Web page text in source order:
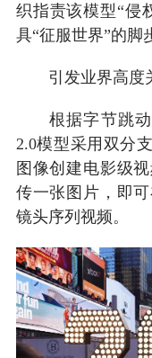
织指责该模型“侵
具“征服世界”的脚
引发业界高度
根据字节跳动
2.0模型采用双分
图像创建电影级
传一张图片，即
镜头序列视频。